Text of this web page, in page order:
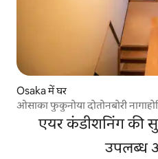
Osaka में घर
ओसाका फुकुनोया दोतोनबोरी
दूरी पर I बड़ा
एयर कंडीशनिंग की
उपलब्ध